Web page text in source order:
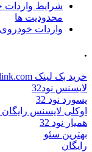
شرایط واردات
محدودیت ها
واردات
.
خرید بک لینک behtarinbacklink.com
لایسنس نود32
پسورد نود 32
اوکلی لایسنس رایگان
همیار نود 32
بهترین سئو
رایگان